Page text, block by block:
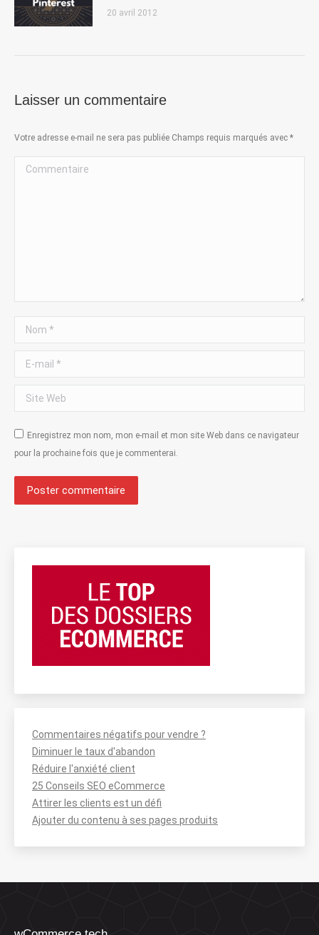
20 avril 2012
Laisser un commentaire
Votre adresse e-mail ne sera pas publiée Champs requis marqués avec *
Commentaire
Nom *
E-mail *
Site Web
Enregistrez mon nom, mon e-mail et mon site Web dans ce navigateur
pour la prochaine fois que je commenterai.
Poster commentaire
Commentaires négatifs pour vendre ?
Diminuer le taux d'abandon
Réduire l'anxiété client
25 Conseils SEO eCommerce
Attirer les clients est un défi
Ajouter du contenu à ses pages produits